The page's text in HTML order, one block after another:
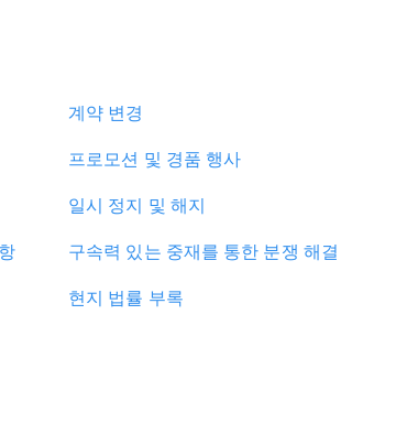
계약 변경
프로모션 및 경품 행사
일시 정지 및 해지
구속력 있는 중재를 통한 분쟁 해결
현지 법률 부록